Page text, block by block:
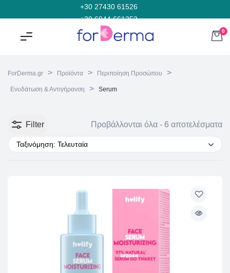
+30 27430 61526
+30 6944 661353
0
ForDerma.gr > Προϊόντα > Περιποίηση Προσώπου >
Ενυδάτωση & Αντιγήρανση > Serum
Filter Προβάλλονται όλα - 6 αποτελέσματα
Ταξινόμηση: Τελευταία